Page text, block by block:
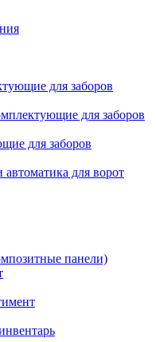
для заборов
для заборов
для заборов
для ворот
панели)